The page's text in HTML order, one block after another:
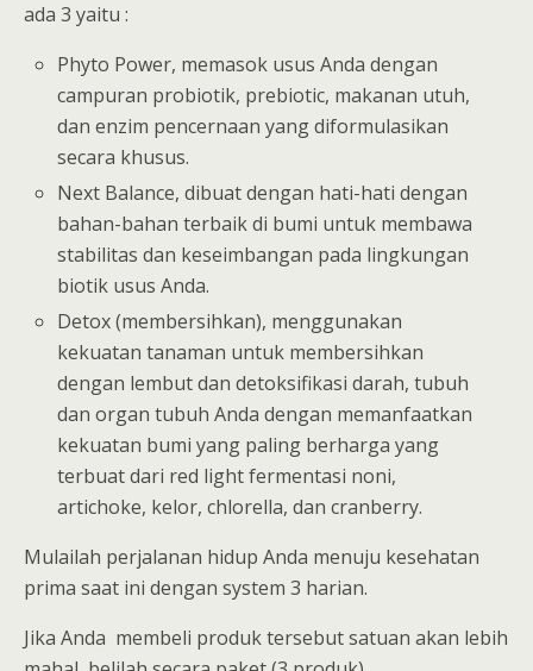
ada 3 yaitu :
Phyto Power, memasok usus Anda dengan
campuran probiotik, prebiotic, makanan utuh,
dan enzim pencernaan yang diformulasikan
secara khusus.
Next Balance, dibuat dengan hati-hati dengan
bahan-bahan terbaik di bumi untuk membawa
stabilitas dan keseimbangan pada lingkungan
biotik usus Anda.
Detox (membersihkan), menggunakan
kekuatan tanaman untuk membersihkan
dengan lembut dan detoksifikasi darah, tubuh
dan organ tubuh Anda dengan memanfaatkan
kekuatan bumi yang paling berharga yang
terbuat dari red light fermentasi noni,
artichoke, kelor, chlorella, dan cranberry.
Mulailah perjalanan hidup Anda menuju kesehatan
prima saat ini dengan system 3 harian.
Jika Anda membeli produk tersebut satuan akan lebih